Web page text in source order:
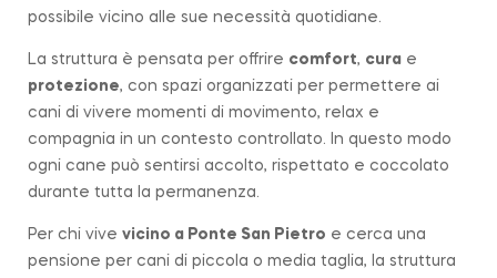
possibile vicino alle sue necessità quotidiane.
La struttura è pensata per offrire comfort, cura e
protezione, con spazi organizzati per permettere ai
cani di vivere momenti di movimento, relax e
compagnia in un contesto controllato. In questo modo
ogni cane può sentirsi accolto, rispettato e coccolato
durante tutta la permanenza.
Per chi vive vicino a Ponte San Pietro e cerca una
pensione per cani di piccola o media taglia, la struttura